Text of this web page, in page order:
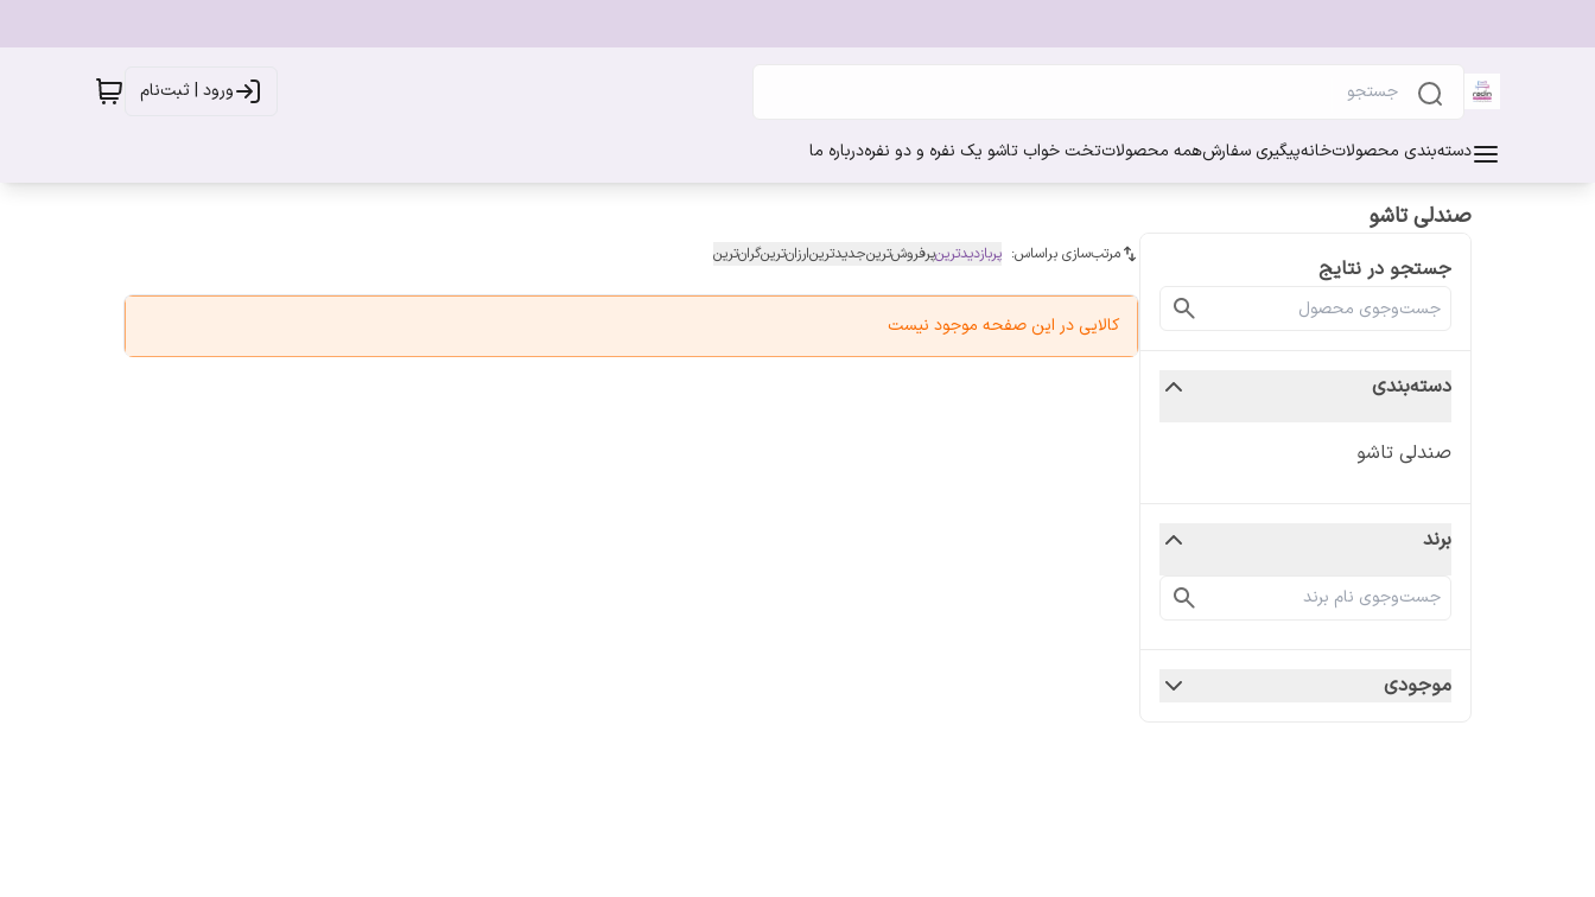
ورود | ثبت‌نام
دسته‌بندی محصولاتخانهپیگیری سفارشهمه محصولاتتخت خواب تاشو یک نفره و دو نفرهدرباره ما
صندلی تاشو
جستجو در نتایج
دسته‌بندی
صندلی تاشو
برند
موجودی
مرتب‌سازی براساس: پربازدیدترینپرفروش‌ترینجدیدترینارزان‌ترینگران‌ترین
کالایی در این صفحه موجود نیست